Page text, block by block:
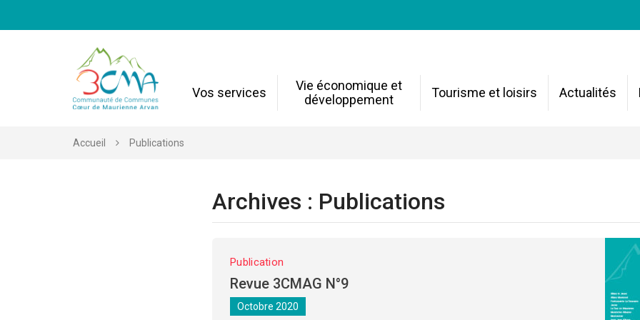
Vos services
Vie économique et
développement
Tourisme et loisirs Actualités
Accueil Publications
Archives : Publications
Publication
Revue 3CMAG N°9
Octobre 2020